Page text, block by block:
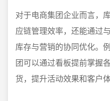
对于电商集团企业而言，
应链管理效率，还能通过
库存与营销的协同优化。
团可以通过看板提前掌握
货，提升活动效果和客户体